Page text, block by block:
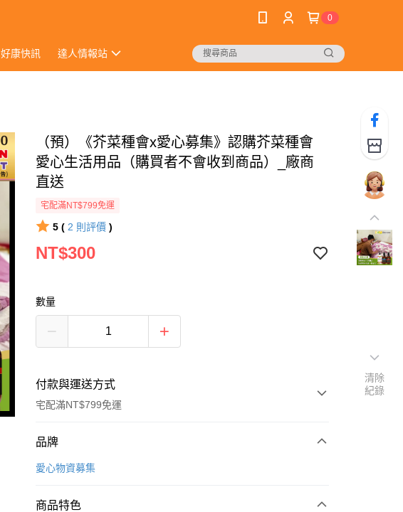
0
好康快訊 達人情報站
（預）《芥菜種會x愛心募集》認購芥菜種會
愛心生活用品（購買者不會收到商品）_廠商
直送
宅配滿NT$799免運
5 ( 2 則評價 )
NT$300
數量
付款與運送方式
宅配滿NT$799免運
付款方式
icash Pay
品牌
愛心物資募集
商品特色
清除
紀錄